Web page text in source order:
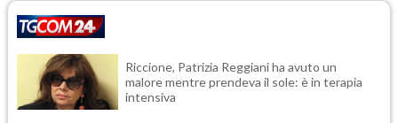
Riccione, Patrizia Reggiani ha avuto un
malore mentre prendeva il sole: è in terapia
intensiva